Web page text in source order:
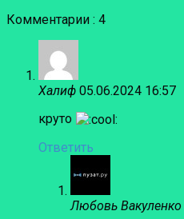
Комментарии : 4
Халиф 05.06.2024 16:57
круто
Ответить
Любовь Вакуленко